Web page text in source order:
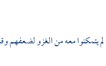
يتمكنوا معه من الغزو لضعفهم